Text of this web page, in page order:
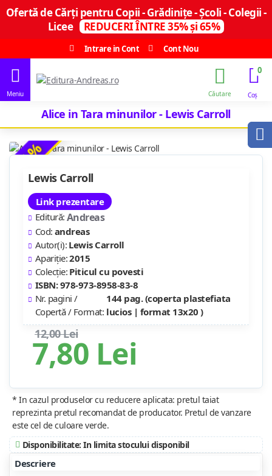
Ofertă de Cărți pentru Copii - Grădinițe - Școli - Colegii -
Licee
REDUCERI ÎNTRE 35% și 65%
Intrare in Cont
Cont Nou
0
Alice in Tara minunilor - Lewis Carroll
-35 %
7,80 Lei
12,00 Lei
Lewis Carroll
Link prezentare
Editură: Andreas
Cod: andreas
Autor(i): Lewis Carroll
Apariție:2015
Colecție: Piticul cu povesti
ISBN: 978-973-8958-83-8
Nr. pagini /
Copertă / Format:
144 pag. (coperta plastefiata
lucios | format 13x20 )
* In cazul produselor cu reducere aplicata: pretul taiat
reprezinta pretul recomandat de producator. Pretul de vanzare
este cel de culoare verde.
Disponibilitate: In limita stocului disponibil
Descriere